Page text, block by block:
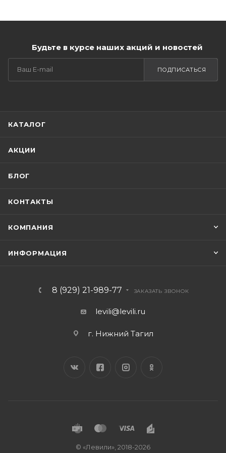
Будьте в курсе наших акций и новостей
ПОДПИСАТЬСЯ
КАТАЛОГ
АКЦИИ
БЛОГ
КОНТАКТЫ
КОМПАНИЯ
ИНФОРМАЦИЯ
8 (929) 21-989-77 ЗАКАЗАТЬ ЗВОНОК
levili@levili.ru
г. Нижний Тагил
© «Левили», 2018-2026